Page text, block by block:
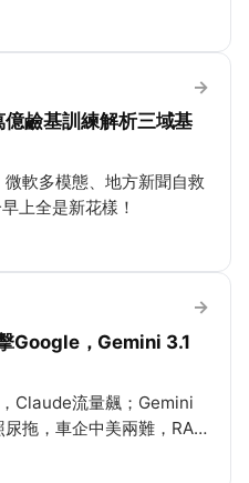
→
鹼基訓練解析三域基
軟多模態、地方新聞自救
上全是新花樣！
→
Google，Gemini 3.1
Claude流量飆；Gemini
拖，車企中美兩難，RAM
閃離…